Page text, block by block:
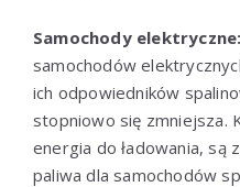
Samochody elektryczne:
samochodów
ich odpowiedników
stopniowo się zmniejsza.
energia do ładowania, są
paliwa dla samochodów